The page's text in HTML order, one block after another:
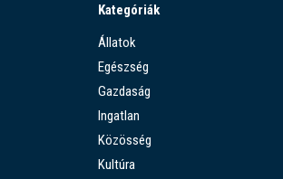
Kategóriák
Állatok
Egészség
Gazdaság
Ingatlan
Közösség
Kultúra